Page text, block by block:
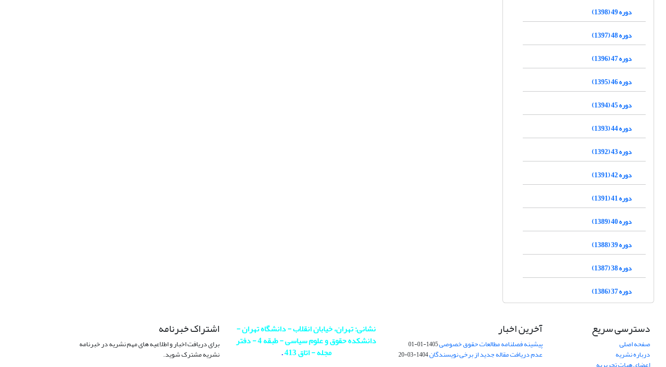
دوره 49 (1398)
دوره 48 (1397)
دوره 47 (1396)
دوره 46 (1395)
دوره 45 (1394)
دوره 44 (1393)
دوره 43 (1392)
دوره 42 (1391)
دوره 41 (1391)
دوره 40 (1389)
دوره 39 (1388)
دوره 38 (1387)
دوره 37 (1386)
دسترسی سریع
صفحه اصلی
درباره نشریه
آخرین اخبار
پیشینه فصلنامه مطالعات حقوق خصوصی1405-01-01
عدم دریافت مقاله جدید از برخی نویسندگان1404-03-20
نشانی: تهران، خیابان انقلاب - دانشگاه تهران -
دانشکده حقوق و علوم سیاسی - طبقه 4 - دفتر
مجله - اتاق 413
.
اشتراک خبرنامه
برای دریافت اخبار و اطلاعیه های مهم نشریه در خبرنامه
نشریه مشترک شوید.